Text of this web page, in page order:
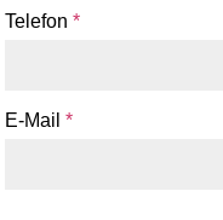
Telefon*
E-Mail*